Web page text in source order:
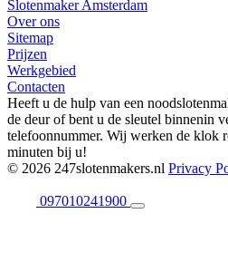
Slotenmaker Amsterdam
Over ons
Sitemap
Prijzen
Werkgebied
Contacten
Heeft u de hulp van een
de deur of bent u de sleutel binnenin
telefoonnummer. Wij werken de klok
minuten bij u!
© 2026 247slotenmakers.nl Privacy
097010241900